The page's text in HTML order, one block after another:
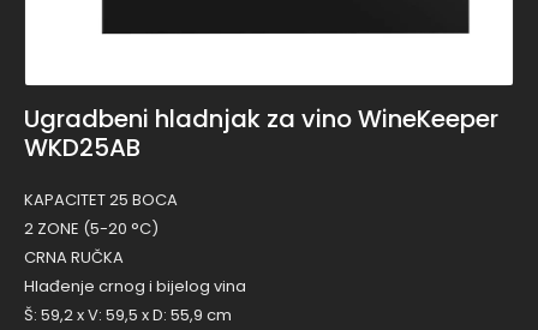
Ugradbeni hladnjak za vino WineKeeper
WKD25AB
KAPACITET 25 BOCA
2 ZONE (5-20 °C)
CRNA RUČKA
Hlađenje crnog i bijelog vina
Š: 59,2 x V: 59,5 x D: 55,9 cm